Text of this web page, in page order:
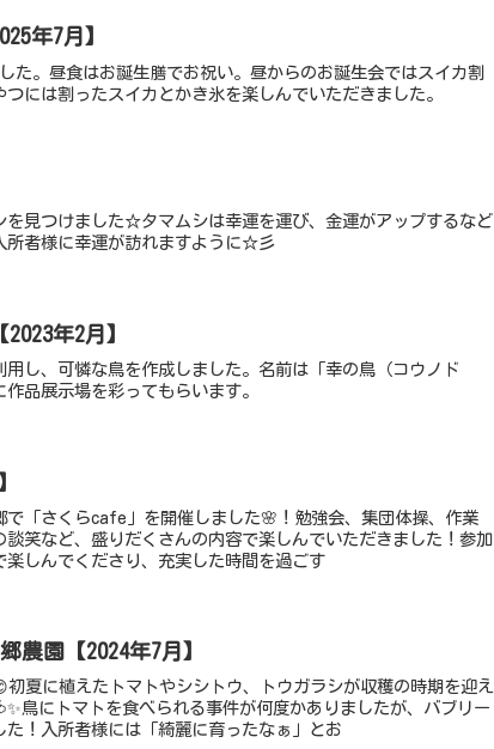
年7月】
た。昼食はお誕生膳でお祝い。昼からのお誕生会ではスイカ割
には割ったスイカとかき氷を楽しんでいただきました。
を見つけました☆タマムシは幸運を運び、金運がアップするなど
所者様に幸運が訪れますように☆彡
年2月】
し、可憐な鳥を作成しました。名前は「幸の鳥（コウノド
品展示場を彩ってもらいます。
で「さくらcafe」を開催しました🌸！勉強会、集団体操、作業
笑など、盛りだくさんの内容で楽しんでいただきました！参加
しんでくださり、充実した時間を過ごす
農園【2024年7月】
夏に植えたトマトやシシトウ、トウガラシが収穫の時期を迎え
鳥にトマトを食べられる事件が何度かありましたが、バブリー
！入所者様には「綺麗に育ったなぁ」とお